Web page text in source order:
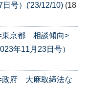
日号）('23/12/10) (18
東京都 相談傾向>
年11月23日号）
政府 大麻取締法な